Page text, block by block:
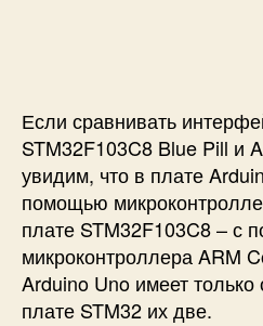
Если сравнивать
STM32F103C8 Blue Pill и
увидим, что в плате
помощью
плате STM32F103C8 – с
микроконтроллера ARM
Arduino Uno имеет
плате STM32 их две.